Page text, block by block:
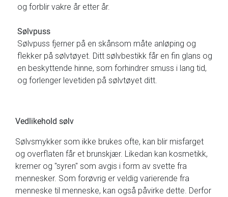
og forblir vakre år etter år.
Sølvpuss
Sølvpuss fjerner på en skånsom måte anløping og
flekker på sølvtøyet. Ditt sølvbestikk får en fin glans og
en beskyttende hinne, som forhindrer smuss i lang tid,
og forlenger levetiden på sølvtøyet ditt.
Vedlikehold sølv
Sølvsmykker som ikke brukes ofte, kan blir misfarget
og overflaten får et brunskjær. Likedan kan kosmetikk,
kremer og "syren" som avgis i form av svette fra
mennesker. Som forøvrig er veldig varierende fra
menneske til menneske, kan også påvirke dette. Derfor